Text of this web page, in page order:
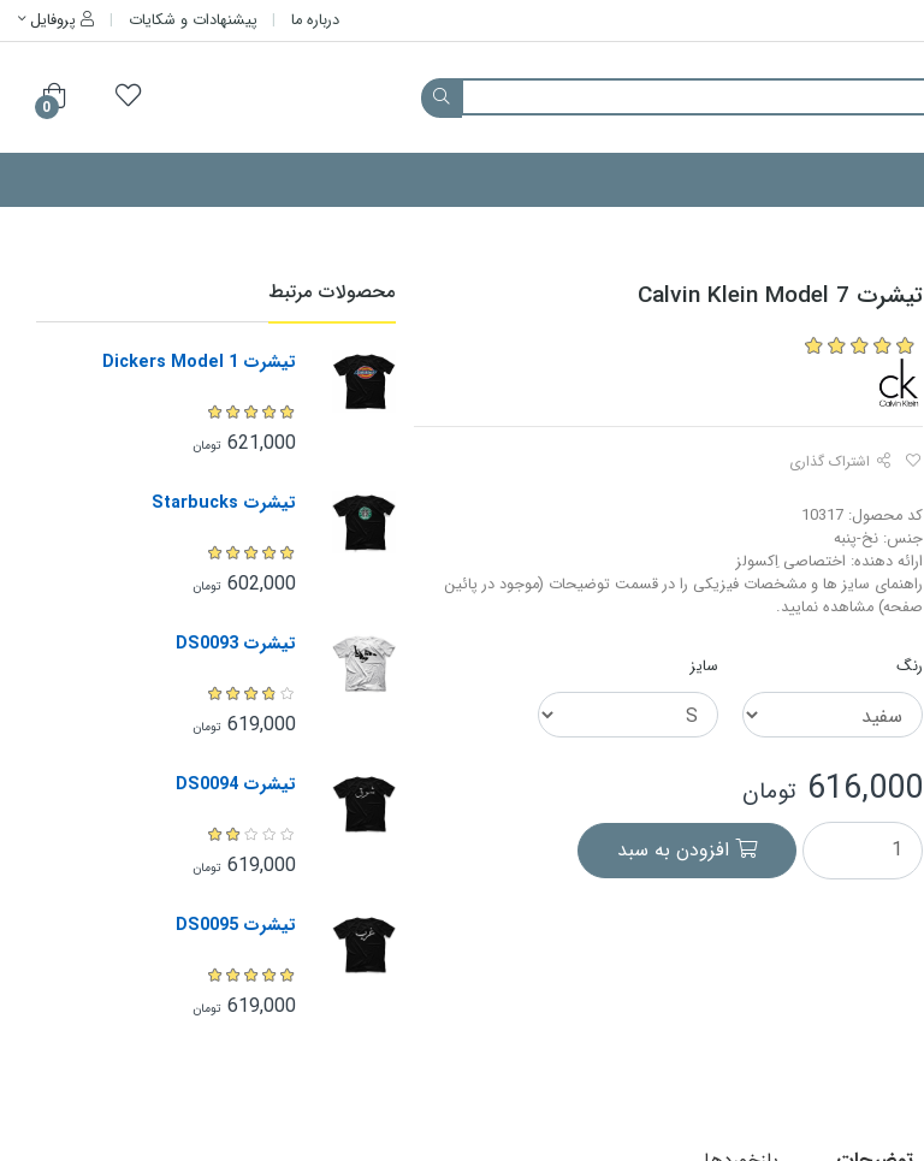
پروفایل درباره ما پیشنهادات و شکایات
0
تیشرت Calvin Klein Model 7
اشتراک گذاری
کد محصول: 10317
جنس: نخ-پنبه
ارائه دهنده: اختصاصی اِکسولز
راهنمای سایز ها و مشخصات فیزیکی را در قسمت توضیحات (موجود در پائین
صفحه) مشاهده نمایید.
رنگ سایز
616,000 تومان
افزودن به سبد
محصولات مرتبط
تیشرت Dickers Model 1
621,000 تومان
تیشرت Starbucks
602,000 تومان
تیشرت DS0093
619,000 تومان
تیشرت DS0094
619,000 تومان
تیشرت DS0095
619,000 تومان